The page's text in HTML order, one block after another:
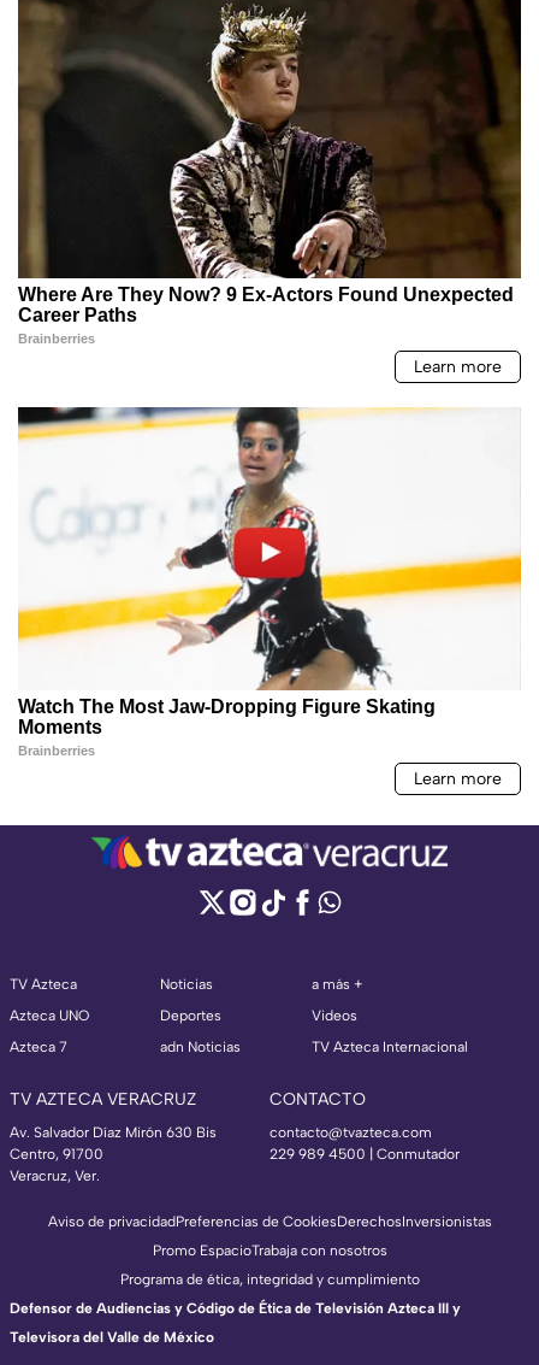
TV Azteca
Azteca UNO
Azteca 7
Noticias
Deportes
adn Noticias
a más +
Videos
TV Azteca Internacional
TV AZTECA VERACRUZ
Av. Salvador Díaz Mirón 630 Bis
Centro, 91700
Veracruz, Ver.
CONTACTO
contacto@tvazteca.com
229 989 4500 | Conmutador
Aviso de privacidadPreferencias de CookiesDerechosInversionistas
Promo EspacioTrabaja con nosotros
Programa de ética, integridad y cumplimiento
Defensor de Audiencias y Código de Ética de Televisión Azteca III y
Televisora del Valle de México